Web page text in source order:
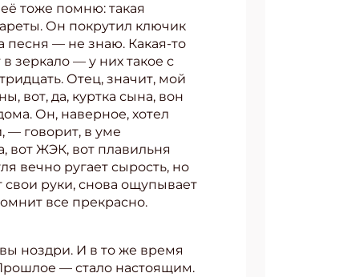
тоже помню: такая
Он покрутил ключик
песня — не знаю. Какая-то
зеркало — у них такое с
Отец, значит, мой
вот, да, куртка сына, вон
Он, наверное, хотел
— говорит, в уме
вот ЖЭК, вот плавильня
вечно ругает сырость, но
руки, снова ощупывает
все прекрасно.
ноздри. И в то же время
— стало настоящим.